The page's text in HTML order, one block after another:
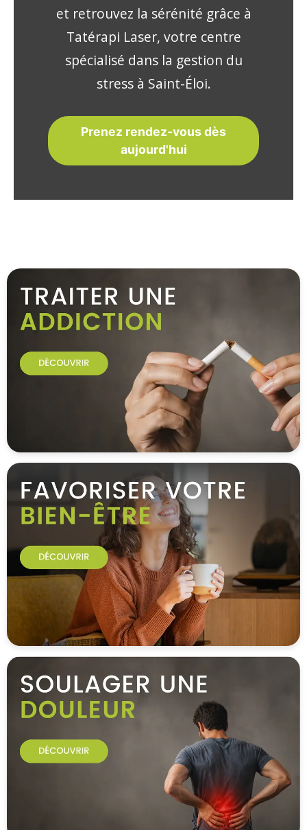
et retrouvez la sérénité grâce à
Tatérapi Laser, votre centre
spécialisé dans la gestion du
stress à Saint-Éloi.
Prenez rendez-vous dès
aujourd'hui